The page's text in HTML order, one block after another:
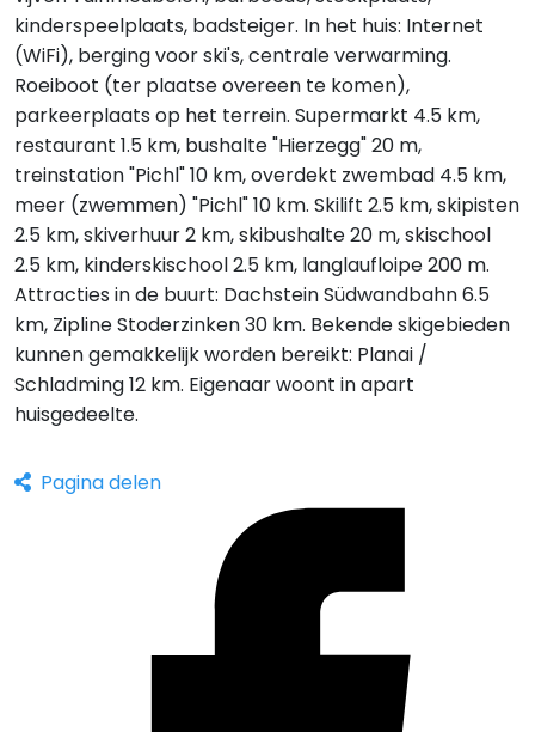
kinderspeelplaats, badsteiger. In het huis: Internet
(WiFi), berging voor ski's, centrale verwarming.
Roeiboot (ter plaatse overeen te komen),
parkeerplaats op het terrein. Supermarkt 4.5 km,
restaurant 1.5 km, bushalte "Hierzegg" 20 m,
treinstation "Pichl" 10 km, overdekt zwembad 4.5 km,
meer (zwemmen) "Pichl" 10 km. Skilift 2.5 km, skipisten
2.5 km, skiverhuur 2 km, skibushalte 20 m, skischool
2.5 km, kinderskischool 2.5 km, langlaufloipe 200 m.
Attracties in de buurt: Dachstein Südwandbahn 6.5
km, Zipline Stoderzinken 30 km. Bekende skigebieden
kunnen gemakkelijk worden bereikt: Planai /
Schladming 12 km. Eigenaar woont in apart
huisgedeelte.
Pagina delen